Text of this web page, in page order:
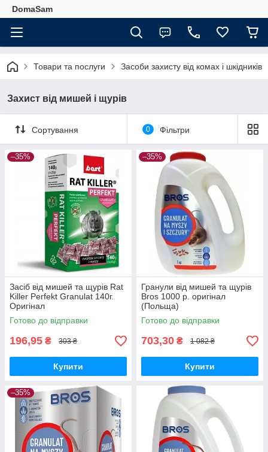
DomaSam
Товари та послуги Засоби захисту від комах і шкідників
Захист від мишей і щурів
Сортування 0 Фільтри
–35%
Засіб від мишей та щурів Rat
Killer Perfekt Granulat 140г.
Оригінал
Готово до відправки
196,95 ₴ 303 ₴
Купити
–35%
Гранули від мишей та щурів
Bros 1000 р. оригінал
(Польща)
Готово до відправки
703,30 ₴ 1 082 ₴
Купити
–35%